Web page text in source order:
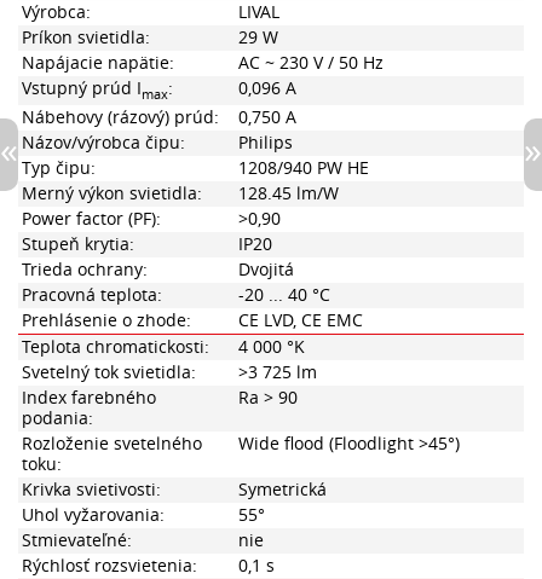
Výrobca:
LIVAL
Príkon svietidla:
29 W
Napájacie napätie:
AC ~ 230 V / 50 Hz
Vstupný prúd Imax:
0,096 A
Nábehovy (rázový) prúd:
0,750 A
Názov/výrobca čipu:
Philips
Typ čipu:
1208/940 PW HE
Merný výkon svietidla:
128.45 lm/W
Power factor (PF):
>0,90
Stupeň krytia:
IP20
Trieda ochrany:
Dvojitá
Pracovná teplota:
-20 ... 40 °C
Prehlásenie o zhode:
CE LVD, CE EMC
Teplota chromatickosti:
4 000 °K
Svetelný tok svietidla:
>3 725 lm
Index farebného
podania:
Ra > 90
Rozloženie svetelného
toku:
Wide flood (Floodlight >45°)
Krivka svietivosti:
Symetrická
Uhol vyžarovania:
55°
Stmievateľné:
nie
Rýchlosť rozsvietenia:
0,1 s